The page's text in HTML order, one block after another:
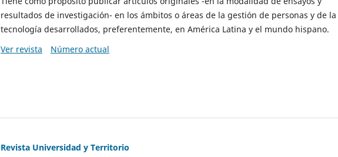
resultados de investigación- en los ámbitos o áreas de la gestión de personas y de la
tecnología desarrollados, preferentemente, en América Latina y el mundo hispano.
Ver revista
Número actual
Revista Universidad y Territorio